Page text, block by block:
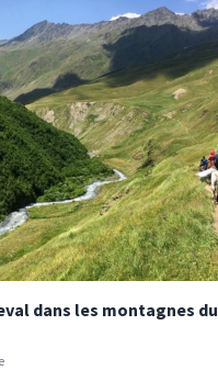
dans les montagnes du